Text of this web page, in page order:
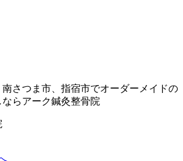
さつま市、指宿市でオーダーメイドの
らアーク鍼灸整骨院